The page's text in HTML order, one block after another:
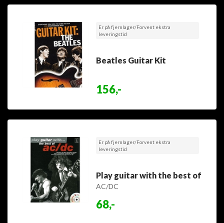
Er på fjernlager/Forvent ekstra
leveringstid
Beatles Guitar Kit
156,-
Er på fjernlager/Forvent ekstra
leveringstid
Play guitar with the best of
AC/DC
68,-